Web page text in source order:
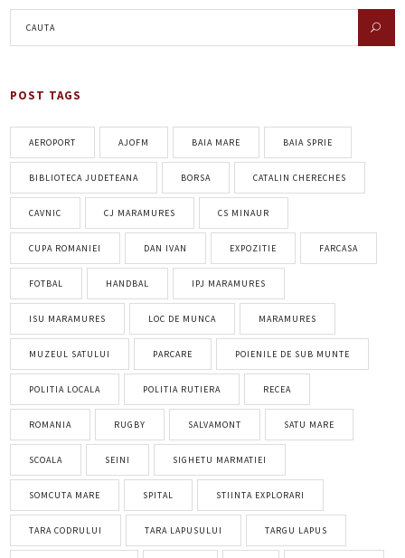
POST TAGS
AEROPORT AJOFM BAIA MARE BAIA SPRIE
BIBLIOTECA JUDETEANA BORSA CATALIN CHERECHES
CAVNIC CJ MARAMURES CS MINAUR
CUPA ROMANIEI DAN IVAN EXPOZITIE FARCASA
FOTBAL HANDBAL IPJ MARAMURES
ISU MARAMURES LOC DE MUNCA MARAMURES
MUZEUL SATULUI PARCARE POIENILE DE SUB MUNTE
POLITIA LOCALA POLITIA RUTIERA RECEA
ROMANIA RUGBY SALVAMONT SATU MARE
SCOALA SEINI SIGHETU MARMATIEI
SOMCUTA MARE SPITAL STIINTA EXPLORARI
TARA CODRULUI TARA LAPUSULUI TARGU LAPUS